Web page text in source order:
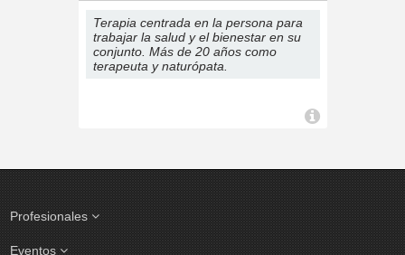
Terapia centrada en la persona para
trabajar la salud y el bienestar en su
conjunto. Más de 20 años como
terapeuta y naturópata.
Profesionales
Eventos